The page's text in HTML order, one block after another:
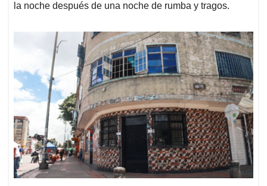
la noche después de una noche de rumba y tragos.